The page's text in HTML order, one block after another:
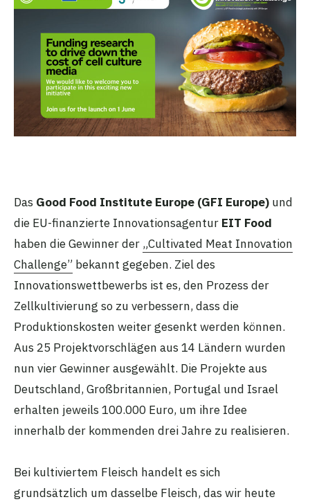
Das Good Food Institute Europe (GFI Europe) und
die EU-finanzierte Innovationsagentur EIT Food
haben die Gewinner der „Cultivated Meat Innovation
Challenge” bekannt gegeben. Ziel des
Innovationswettbewerbs ist es, den Prozess der
Zellkultivierung so zu verbessern, dass die
Produktionskosten weiter gesenkt werden können.
Aus 25 Projektvorschlägen aus 14 Ländern wurden
nun vier Gewinner ausgewählt. Die Projekte aus
Deutschland, Großbritannien, Portugal und Israel
erhalten jeweils 100.000 Euro, um ihre Idee
innerhalb der kommenden drei Jahre zu realisieren.
Bei kultiviertem Fleisch handelt es sich
grundsätzlich um dasselbe Fleisch, das wir heute